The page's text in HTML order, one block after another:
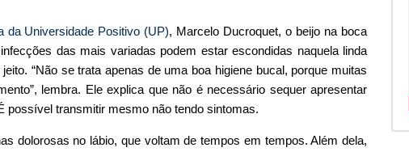
da Universidade Positivo (UP), Marcelo Ducroquet, o beijo na boca
das mais variadas podem estar escondidas naquela linda
“Não se trata apenas de uma boa higiene bucal, porque muitas
lembra. Ele explica que não é necessário sequer apresentar
possível transmitir mesmo não tendo sintomas.
dolorosas no lábio, que voltam de tempos em tempos. Além dela,